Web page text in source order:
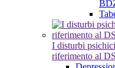
I disturbi
riferimento al